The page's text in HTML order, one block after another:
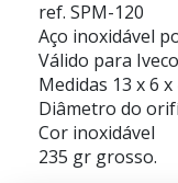
ref. SPM-120
Aço inoxidável
Válido para
Medidas 13 x 6 x
Diâmetro do
Cor inoxidável
235 gr grosso.